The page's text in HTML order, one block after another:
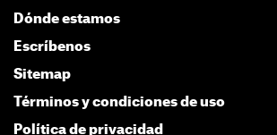
Dónde estamos
Escríbenos
Sitemap
Términos y condiciones de uso
Política de privacidad